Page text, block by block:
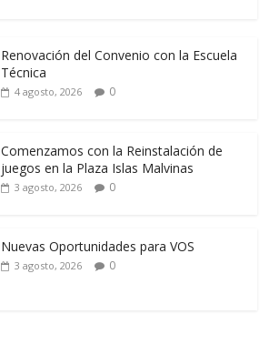
Renovación del Convenio con la Escuela
Técnica
4 agosto, 2026 0
Comenzamos con la Reinstalación de
juegos en la Plaza Islas Malvinas
3 agosto, 2026 0
Nuevas Oportunidades para VOS
3 agosto, 2026 0